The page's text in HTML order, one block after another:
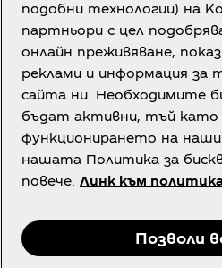
подобни технологии) на
партньори с цел
онлайн преживяване,
реклами и информация за
сайта ни. Необходимите
бъдат активни, тъй като
функционирането на
нашата Политика за
повече. Линк към
Позволи